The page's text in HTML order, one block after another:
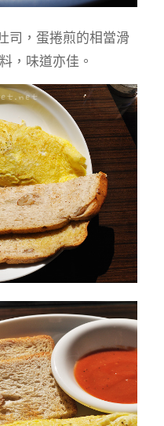
司，蛋捲煎的相當滑
，味道亦佳。